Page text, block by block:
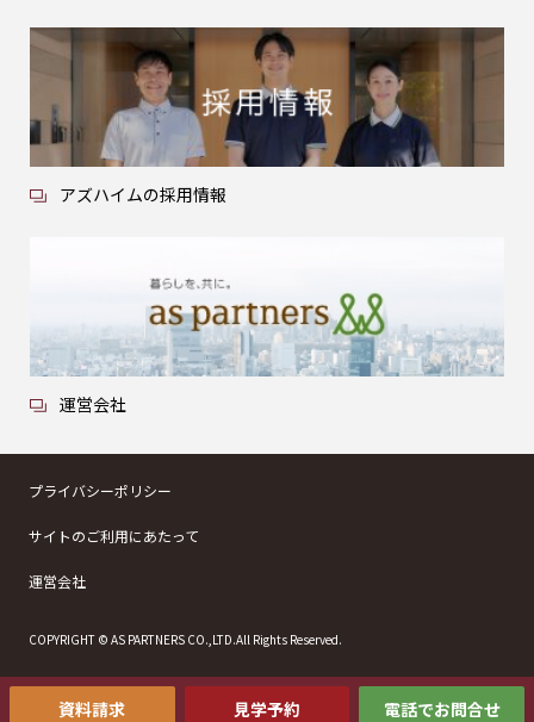
資料請求 見学予約 電話でお問合せ
アズハイムの採用情報
運営会社
プライバシーポリシー
サイトのご利用にあたって
運営会社
COPYRIGHT © AS PARTNERS CO.,LTD.All Rights Reserved.